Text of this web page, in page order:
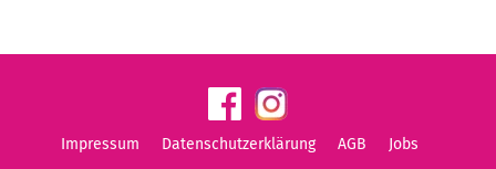
Impressum Datenschutzerklärung AGB Jobs